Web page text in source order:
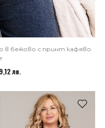
в бежово с принт кафяво
лв.